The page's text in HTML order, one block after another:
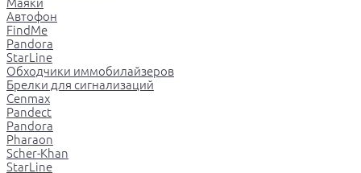
Автофон
FindMe
Pandora
StarLine
Обходчики иммобилайзеров
Брелки для сигнализаций
Cenmax
Pandect
Pandora
Pharaon
Scher-Khan
StarLine